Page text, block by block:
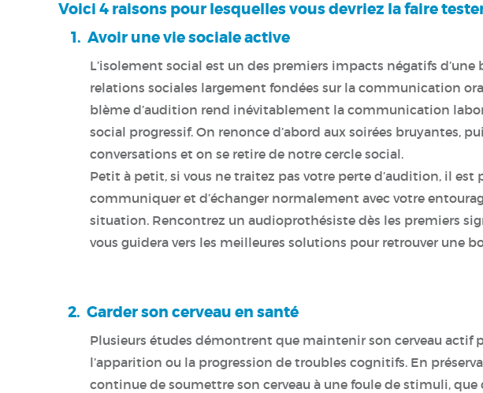
Voici 4 raisons pour lesquelles vous devriez la faire
1. Avoir une vie sociale active
L’isolement social est un des premiers impacts négatifs d’une
relations sociales largement fondées sur la communication
blème d’audition rend inévitablement la communication
social progressif. On renonce d’abord aux soirées bruyantes,
conversations et on se retire de notre cercle social.
Petit à petit, si vous ne traitez pas votre perte d’audition, il est
communiquer et d’échanger normalement avec votre
situation. Rencontrez un audioprothésiste dès les premiers
vous guidera vers les meilleures solutions pour retrouver une
2. Garder son cerveau en santé
Plusieurs études démontrent que maintenir son cerveau actif
l’apparition ou la progression de troubles cognitifs. En
continue de soumettre son cerveau à une foule de stimuli, que